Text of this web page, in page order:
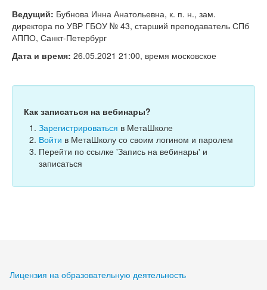
Тесты
Ведущий: Бубнова Инна Анатольевна, к. п. н., зам.
директора по УВР ГБОУ № 43, старший преподаватель СПб
АППО, Санкт-Петербург
Дата и время: 26.05.2021 21:00, время московское
Как записаться на вебинары?
Зарегистрироваться в МетаШколе
Войти в МетаШколу со своим логином и паролем
Перейти по ссылке 'Запись на вебинары' и
записаться
Лицензия на образовательную деятельность